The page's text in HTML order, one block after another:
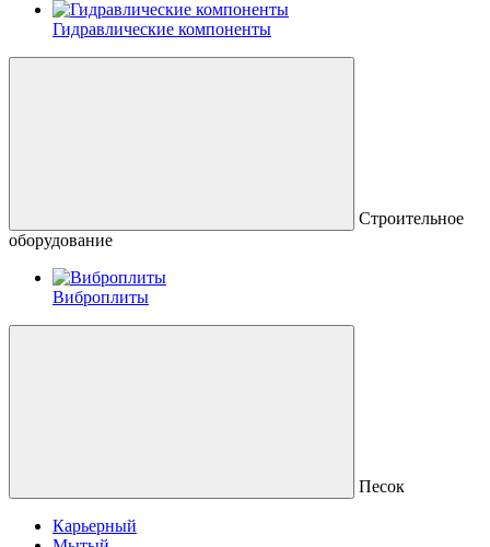
Гидравлические компоненты
Строительное
оборудование
Виброплиты
Песок
Карьерный